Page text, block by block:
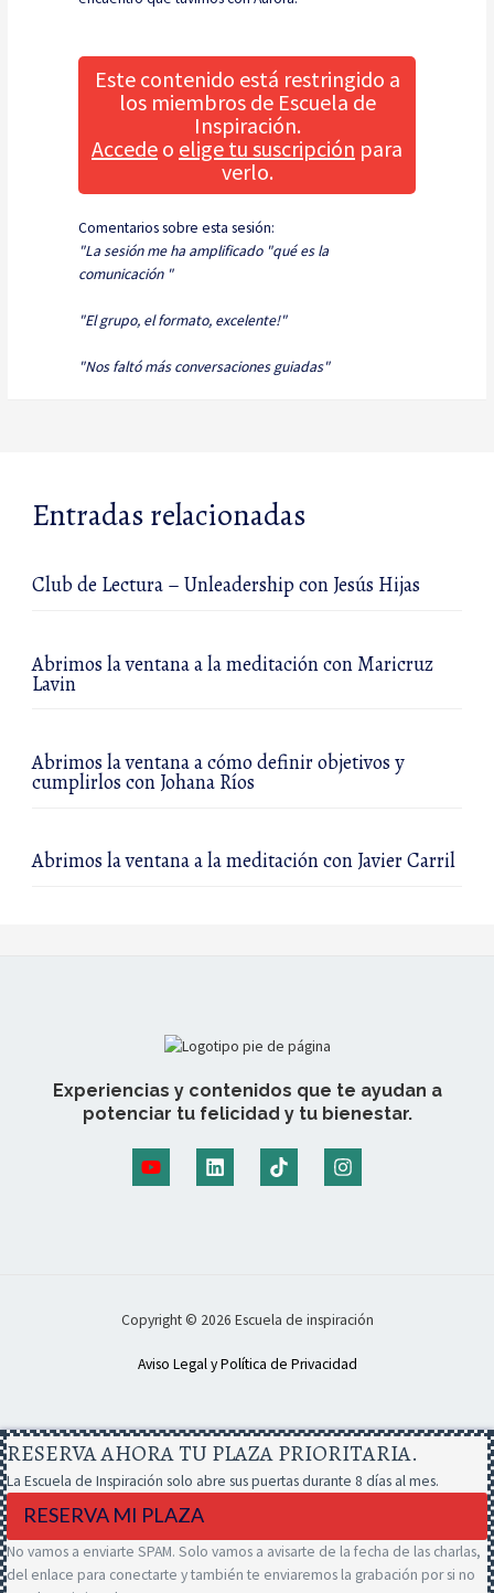
Este contenido está restringido a
los miembros de Escuela de
Inspiración.
Accede o elige tu suscripción para
verlo.
Comentarios sobre esta sesión:
"La sesión me ha amplificado "qué es la
comunicación "
"El grupo, el formato, excelente!"
"Nos faltó más conversaciones guiadas"
Entradas relacionadas
Club de Lectura – Unleadership con Jesús Hijas
Abrimos la ventana a la meditación con Maricruz
Lavin
Abrimos la ventana a cómo definir objetivos y
cumplirlos con Johana Ríos
Abrimos la ventana a la meditación con Javier Carril
Experiencias y contenidos que te ayudan a
potenciar tu felicidad y tu bienestar.
Copyright © 2026 Escuela de inspiración
Aviso Legal y Política de Privacidad
RESERVA AHORA TU PLAZA PRIORITARIA.
La Escuela de Inspiración solo abre sus puertas durante 8 días al mes.
RESERVA MI PLAZA
No vamos a enviarte SPAM. Solo vamos a avisarte de la fecha de las charlas,
del enlace para conectarte y también te enviaremos la grabación por si no